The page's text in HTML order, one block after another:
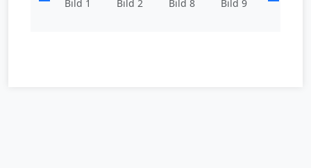
Bild 1 Bild 2 Bild 8 Bild 9